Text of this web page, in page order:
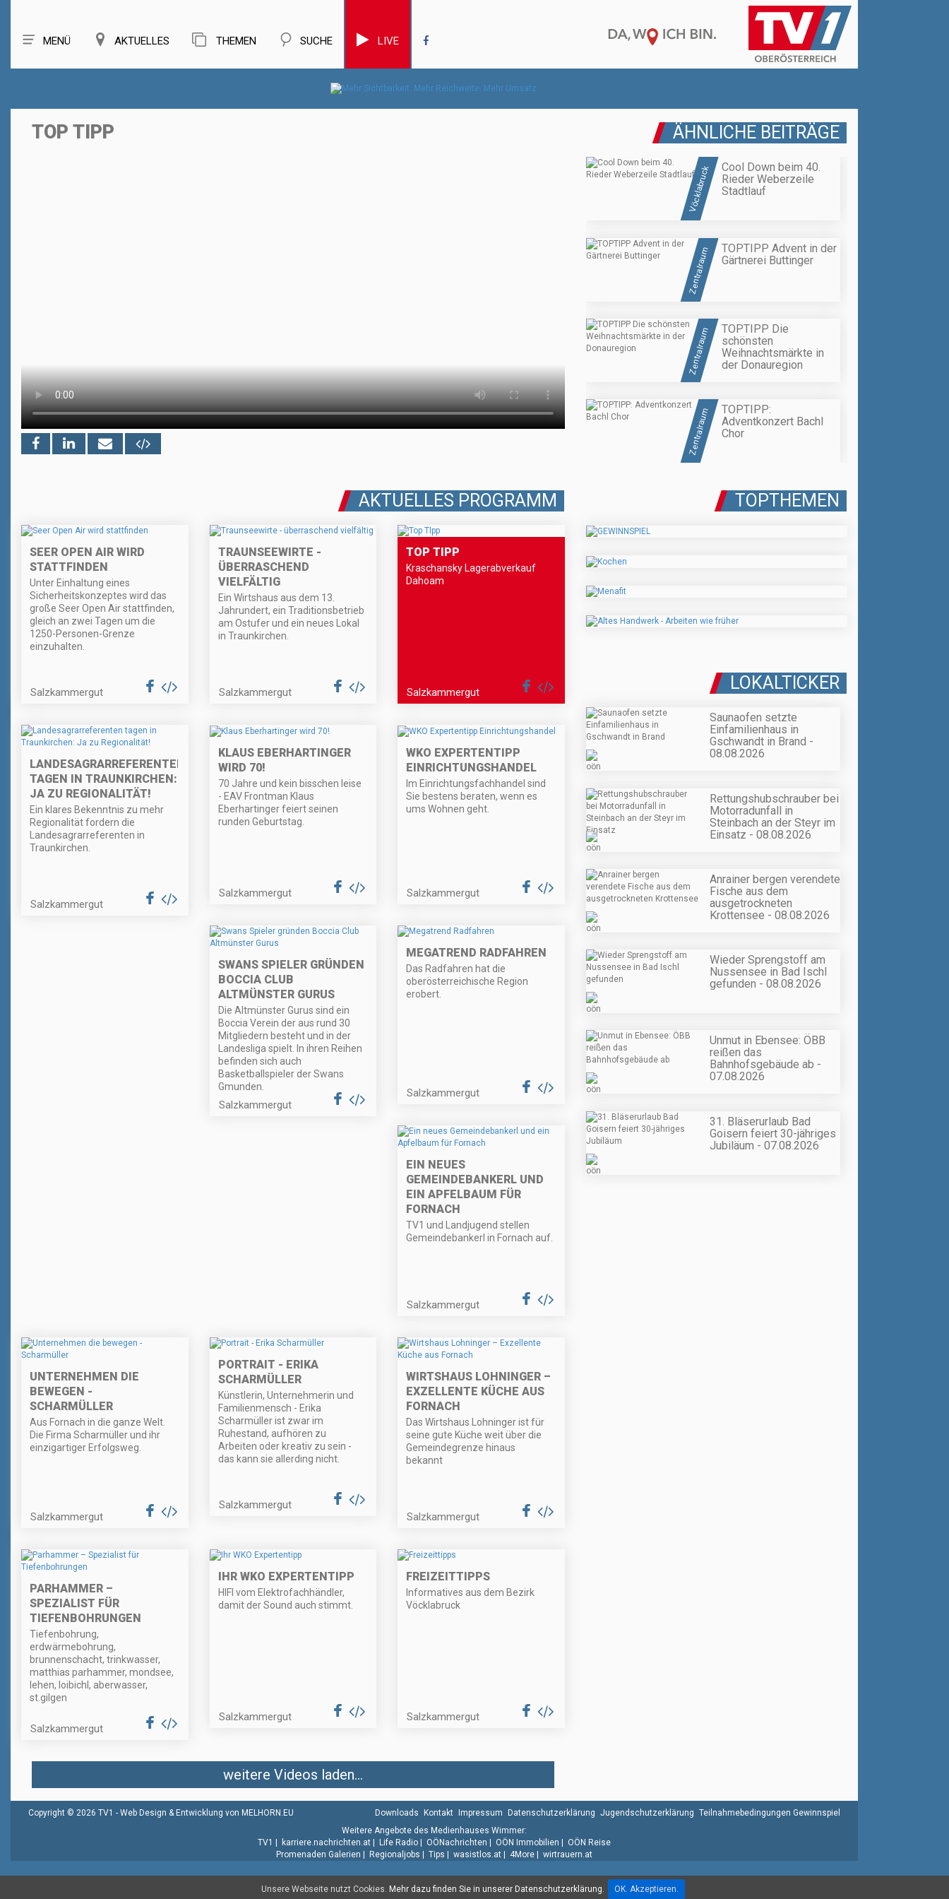
MENÜ AKTUELLES THEMEN SUCHE LIVE
TOP TIPP ÄHNLICHE BEITRÄGE
Vöcklabruck
Cool Down beim 40.
Rieder Weberzeile
Stadtlauf
Zentralraum
TOPTIPP Advent in der
Gärtnerei Buttinger
Zentralraum
TOPTIPP Die
schönsten
Weihnachtsmärkte in
der Donauregion
Zentralraum
TOPTIPP:
Adventkonzert Bachl
Chor
AKTUELLES PROGRAMM
SEER OPEN AIR WIRD
STATTFINDEN
Unter Einhaltung eines
Sicherheitskonzeptes wird das
große Seer Open Air stattfinden,
gleich an zwei Tagen um die
1250-Personen-Grenze
einzuhalten.
Salzkammergut
TRAUNSEEWIRTE -
ÜBERRASCHEND
VIELFÄLTIG
Ein Wirtshaus aus dem 13.
Jahrundert, ein Traditionsbetrieb
am Ostufer und ein neues Lokal
in Traunkirchen.
Salzkammergut
TOP TIPP
Kraschansky Lagerabverkauf
Dahoam
Salzkammergut
LANDESAGRARREFERENTEN
TAGEN IN TRAUNKIRCHEN:
JA ZU REGIONALITÄT!
Ein klares Bekenntnis zu mehr
Regionalität fordern die
Landesagrarreferenten in
Traunkirchen.
Salzkammergut
KLAUS EBERHARTINGER
WIRD 70!
70 Jahre und kein bisschen leise
- EAV Frontman Klaus
Eberhartinger feiert seinen
runden Geburtstag.
Salzkammergut
WKO EXPERTENTIPP
EINRICHTUNGSHANDEL
Im Einrichtungsfachhandel sind
Sie bestens beraten, wenn es
ums Wohnen geht.
Salzkammergut
SWANS SPIELER GRÜNDEN
BOCCIA CLUB
ALTMÜNSTER GURUS
Die Altmünster Gurus sind ein
Boccia Verein der aus rund 30
Mitgliedern besteht und in der
Landesliga spielt. In ihren Reihen
befinden sich auch
Basketballspieler der Swans
Gmunden.
Salzkammergut
MEGATREND RADFAHREN
Das Radfahren hat die
oberösterreichische Region
erobert.
Salzkammergut
EIN NEUES
GEMEINDEBANKERL UND
EIN APFELBAUM FÜR
FORNACH
TV1 und Landjugend stellen
Gemeindebankerl in Fornach auf.
Salzkammergut
UNTERNEHMEN DIE
BEWEGEN -
SCHARMÜLLER
Aus Fornach in die ganze Welt.
Die Firma Scharmüller und ihr
einzigartiger Erfolgsweg.
Salzkammergut
PORTRAIT - ERIKA
SCHARMÜLLER
Künstlerin, Unternehmerin und
Familienmensch - Erika
Scharmüller ist zwar im
Ruhestand, aufhören zu
Arbeiten oder kreativ zu sein -
das kann sie allerding nicht.
Salzkammergut
WIRTSHAUS LOHNINGER –
EXZELLENTE KÜCHE AUS
FORNACH
Das Wirtshaus Lohninger ist für
seine gute Küche weit über die
Gemeindegrenze hinaus
bekannt
Salzkammergut
PARHAMMER –
SPEZIALIST FÜR
TIEFENBOHRUNGEN
Tiefenbohrung,
erdwärmebohrung,
brunnenschacht, trinkwasser,
matthias parhammer, mondsee,
lehen, loibichl, aberwasser,
st.gilgen
Salzkammergut
IHR WKO EXPERTENTIPP
HIFI vom Elektrofachhändler,
damit der Sound auch stimmt.
Salzkammergut
FREIZEITTIPPS
Informatives aus dem Bezirk
Vöcklabruck
Salzkammergut
weitere Videos laden...
TOPTHEMEN
LOKALTICKER
Saunaofen setzte
Einfamilienhaus in
Gschwandt in Brand -
08.08.2026
Rettungshubschrauber bei
Motorradunfall in
Steinbach an der Steyr im
Einsatz - 08.08.2026
Anrainer bergen verendete
Fische aus dem
ausgetrockneten
Krottensee - 08.08.2026
Wieder Sprengstoff am
Nussensee in Bad Ischl
gefunden - 08.08.2026
Unmut in Ebensee: ÖBB
reißen das
Bahnhofsgebäude ab -
07.08.2026
31. Bläserurlaub Bad
Goisern feiert 30-jähriges
Jubiläum - 07.08.2026
Unsere Webseite nutzt Cookies. Mehr dazu finden Sie in unserer Datenschutzerklärung. OK. Akzeptieren.
Copyright © 2026 TV1 - Web Design & Entwicklung von MELHORN.EU Downloads Kontakt Impressum Datenschutzerklärung Jugendschutzerklärung Teilnahmebedingungen Gewinnspiel
Weitere Angebote des Medienhauses Wimmer:
TV1
karriere.nachrichten.at Life Radio OÖNachrichten OÖN Immobilien
OÖN Reise
Promenaden Galerien
Regionaljobs Tips wasistlos.at 4More wirtrauern.at